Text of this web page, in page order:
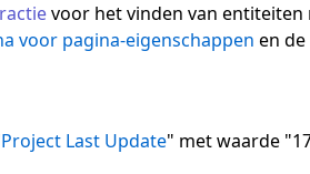
voor het vinden van entiteiten
voor pagina-eigenschappen en de
Project Last Update" met waarde